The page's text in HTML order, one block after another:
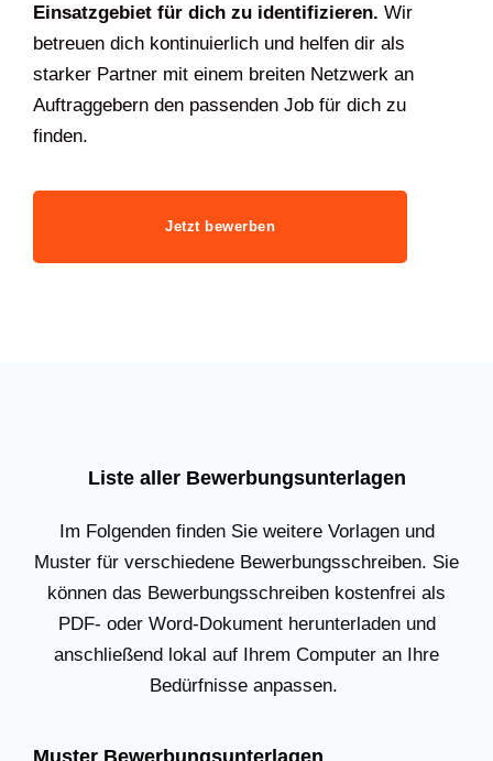
Einsatzgebiet für dich zu identifizieren. Wir
betreuen dich kontinuierlich und helfen dir als
starker Partner mit einem breiten Netzwerk an
Auftraggebern den passenden Job für dich zu
finden.
Jetzt bewerben
Liste aller Bewerbungsunterlagen
Im Folgenden finden Sie weitere Vorlagen und
Muster für verschiedene Bewerbungsschreiben. Sie
können das Bewerbungsschreiben kostenfrei als
PDF- oder Word-Dokument herunterladen und
anschließend lokal auf Ihrem Computer an Ihre
Bedürfnisse anpassen.